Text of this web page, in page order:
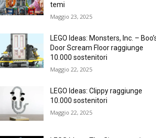
temi
Maggio 23, 2025
LEGO Ideas: Monsters, Inc. –
Door Scream Floor raggiunge
10.000 sostenitori
Maggio 22, 2025
LEGO Ideas: Clippy raggiunge
10.000 sostenitori
Maggio 22, 2025